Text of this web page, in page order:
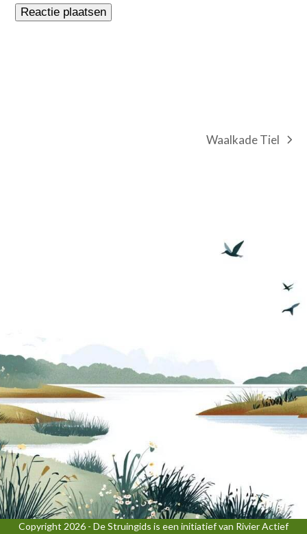
next
Waalkade Tiel
Copyright 2026 - De Struingids is een initiatief van Rivier Actief